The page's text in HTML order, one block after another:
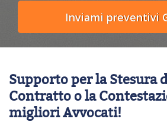
Supporto per la Stesura
Contratto o la
migliori Avvocati!